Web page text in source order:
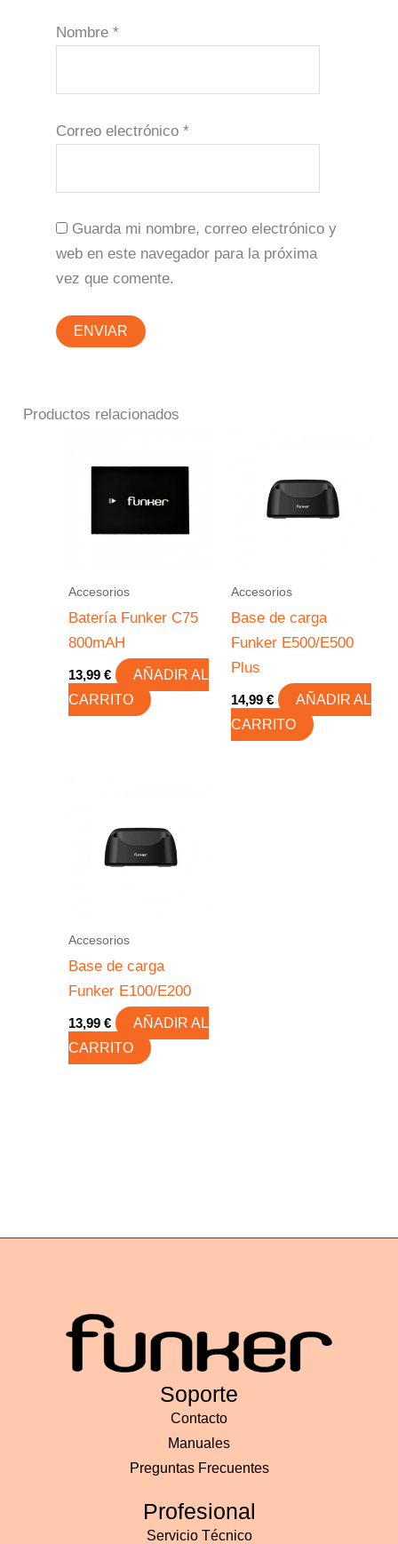
Nombre *
Correo electrónico *
Guarda mi nombre, correo electrónico y
web en este navegador para la próxima
vez que comente.
Productos relacionados
Accesorios
Batería Funker C75
800mAH
13,99€
AÑADIR AL
CARRITO
Accesorios
Base de carga
Funker E500/E500
Plus
14,99 €
AÑADIR AL
CARRITO
Accesorios
Base de carga
Funker E100/E200
13,99€
AÑADIR AL
CARRITO
Soporte
Contacto
Manuales
Preguntas Frecuentes
Profesional
Servicio Técnico